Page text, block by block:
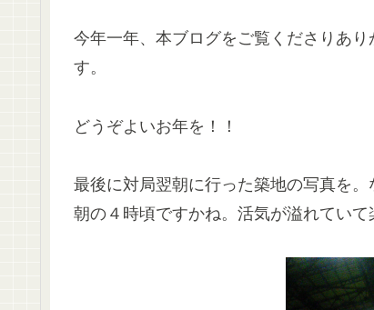
今年一年、本ブログをご覧くださりあ
す。
どうぞよいお年を！！
最後に対局翌朝に行った築地の写真を
朝の４時頃ですかね。活気が溢れてい